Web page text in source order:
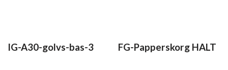
IG-A30-golvs-bas-3 FG-Papperskorg HALT